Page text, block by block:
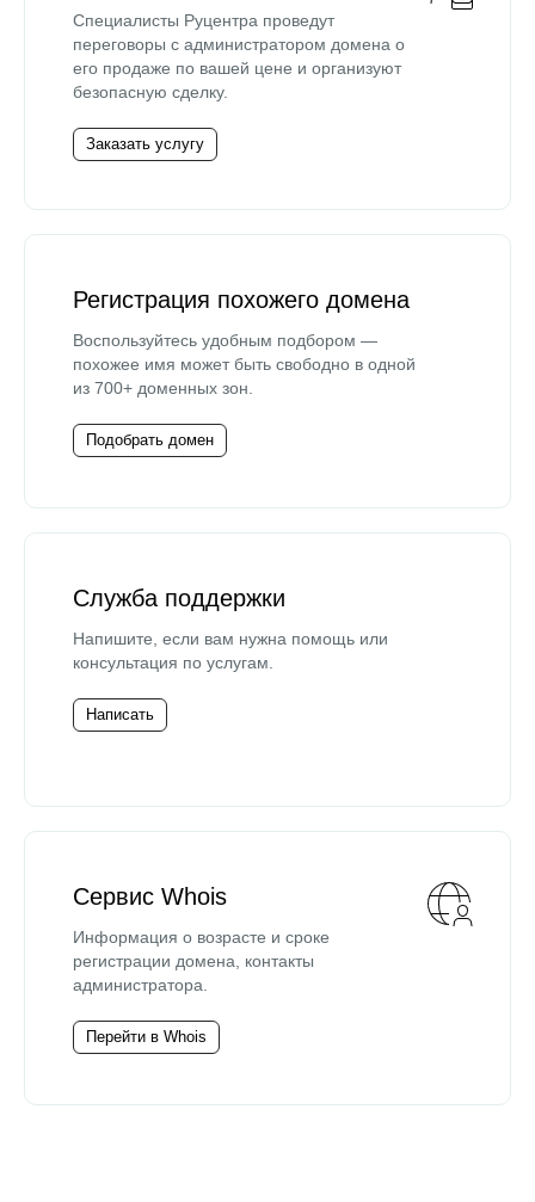
Специалисты Руцентра проведут
переговоры с администратором домена о
его продаже по вашей цене и организуют
безопасную сделку.
Заказать услугу
Регистрация похожего домена
Воспользуйтесь удобным подбором —
похожее имя может быть свободно в одной
из 700+ доменных зон.
Подобрать домен
Служба поддержки
Напишите, если вам нужна помощь или
консультация по услугам.
Написать
Сервис Whois
Информация о возрасте и сроке
регистрации домена, контакты
администратора.
Перейти в Whois